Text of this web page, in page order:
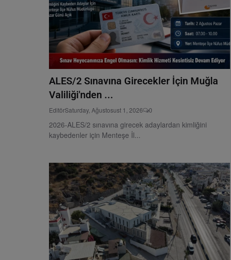
ALES/2 Sınavına Girecekler İçin Muğla
Valiliği'nden ...
EditörSaturday, Ağustosust 1, 2026 0
2026-ALES/2 sınavına girecek adaylardan kimliğini
kaybedenler için Menteşe İl...